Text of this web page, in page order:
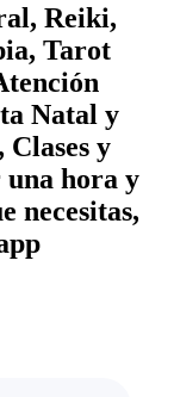
Reiki,
Tarot
Natal y
y
una hora y
necesitas,